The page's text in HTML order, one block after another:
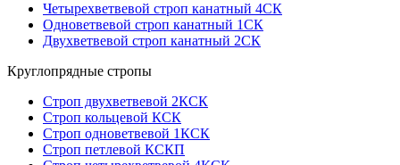
Четырехветвевой строп канатный 4СК
Одноветвевой строп канатный 1СК
Двухветвевой строп канатный 2СК
Круглопрядные стропы
Строп двухветвевой 2КСК
Строп кольцевой КСК
Строп одноветвевой 1КСК
Строп петлевой КСКП